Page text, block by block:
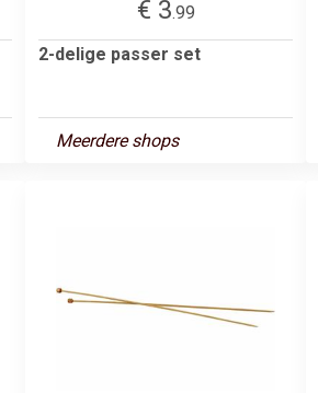
€ 3.99
2-delige passer set
Meerdere shops